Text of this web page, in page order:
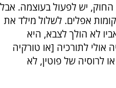
החוק, יש לפעול בעוצמה. אבל
אפלים. לשלול מילד את
לא הולך לצבא, היא
אולי לתורכיה [או טורקיה
לרוסיה של פוטין, לא